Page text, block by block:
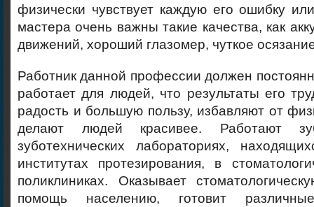
физически чувствует каждую его ошибку
мастера очень важны такие качества, как
движений, хороший глазомер, чуткое
Работник данной профессии должен
работает для людей, что результаты его
радость и большую пользу, избавляют от
делают людей красивее. Работают
зуботехнических лабораториях,
институтах протезирования, в
поликлиниках. Оказывает
помощь населению, готовит